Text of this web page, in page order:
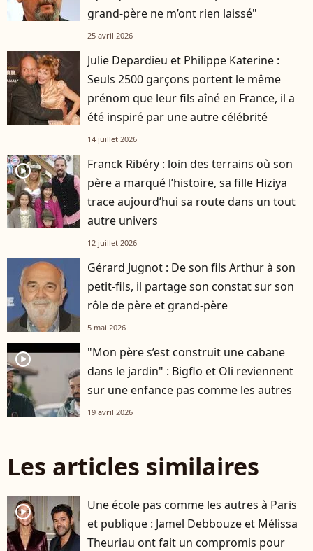
grand-père ne m’ont rien laissé"
25 avril 2026
Julie Depardieu et Philippe Katerine :
Seuls 2500 garçons portent le même
prénom que leur fils aîné en France, il a
été inspiré par une autre célébrité
14 juillet 2026
player2
Franck Ribéry : loin des terrains où son
père a marqué l’histoire, sa fille Hiziya
trace aujourd’hui sa route dans un tout
autre univers
12 juillet 2026
Gérard Jugnot : De son fils Arthur à son
petit-fils, il partage son constat sur son
rôle de père et grand-père
5 mai 2026
player2
"Mon père s’est construit une cabane
dans le jardin" : Bigflo et Oli reviennent
sur une enfance pas comme les autres
19 avril 2026
Les articles similaires
player2
Une école pas comme les autres à Paris
et publique : Jamel Debbouze et Mélissa
Theuriau ont fait un compromis pour